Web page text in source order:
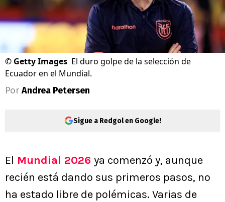
© Getty Images El duro golpe de la selección de
Ecuador en el Mundial.
Por Andrea Petersen
Sigue a Redgol en Google!
El Mundial 2026 ya comenzó y, aunque
recién está dando sus primeros pasos, no
ha estado libre de polémicas. Varias de